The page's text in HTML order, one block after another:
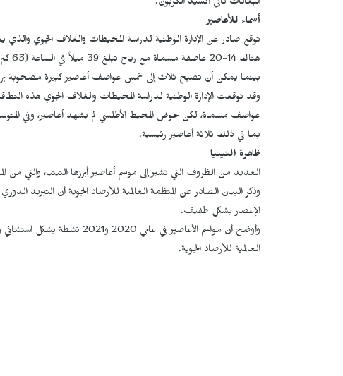
انبعاثات ثاني أكسيد الكربون.
أسماء للأعاصير
توقع صادر عن الإدارة الوطنية لدراسة المحيطات والغلاف الجوي
هناك 14-20 عاصفة مسماة مع رياح تبلغ 39 ميلاً في الساعة (63 كم / ساعة) أو أكثر.
بينما يمكن أن تصبح ثلاث إلى خمس عواصف أعاصير كبيرة مصحوبة برياح تزيد سرعتها عن 111
بما في ذلك ثلاثة أعاصير رئيسية.
ظاهرة النينيا
العديد من الظروف التي تشير إلى موسم أعاصير أبرزها النينيا، والتي من
وذكر البيان الصادر عن المنظمة العالمية للأرصاد الجوية أن التبريد
الإعصار بشكل طفيف.
وأوضح أن مواسم الأعاصير في
العالمية للأرصاد الجوية.